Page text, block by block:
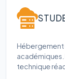
Hébergement
académiques.
technique